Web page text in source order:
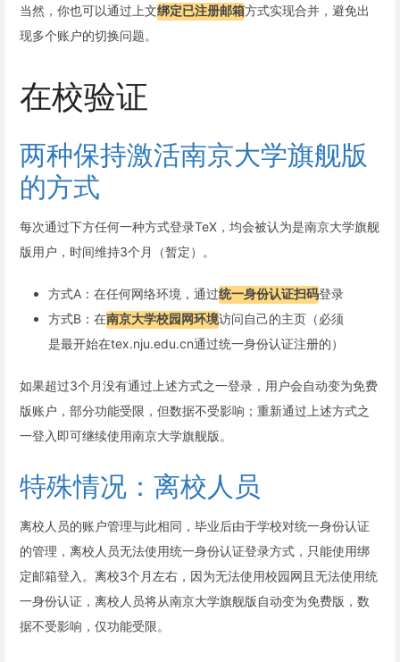
当然，你也可以通过上文绑定已注册邮箱方式实现合并，避免出
现多个账户的切换问题。
在校验证
两种保持激活南京大学旗舰版
的方式
每次通过下方任何一种方式登录TeX，均会被认为是南京大学旗舰
版用户，时间维持3个月（暂定）。
方式A：在任何网络环境，通过统一身份认证扫码登录
方式B：在南京大学校园网环境访问自己的主页（必须
是最开始在tex.nju.edu.cn通过统一身份认证注册的）
如果超过3个月没有通过上述方式之一登录，用户会自动变为免费
版账户，部分功能受限，但数据不受影响；重新通过上述方式之
一登入即可继续使用南京大学旗舰版。
特殊情况：离校人员
离校人员的账户管理与此相同，毕业后由于学校对统一身份认证
的管理，离校人员无法使用统一身份认证登录方式，只能使用绑
定邮箱登入。离校3个月左右，因为无法使用校园网且无法使用统
一身份认证，离校人员将从南京大学旗舰版自动变为免费版，数
据不受影响，仅功能受限。